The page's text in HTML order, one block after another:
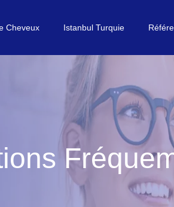
Cheveux Istanbul Turquie